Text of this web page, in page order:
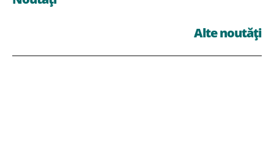
Alte noutăți